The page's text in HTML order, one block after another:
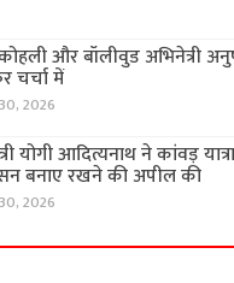
और बॉलीवुड अभिनेत्री
चर्चा में
2026
योगी आदित्यनाथ ने कांवड़
बनाए रखने की अपील की
2026